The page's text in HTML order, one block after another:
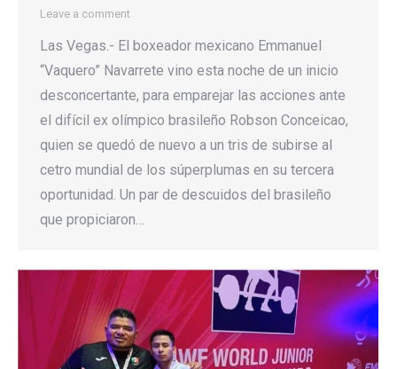
Leave a comment
Las Vegas.- El boxeador mexicano Emmanuel
“Vaquero” Navarrete vino esta noche de un inicio
desconcertante, para emparejar las acciones ante
el difícil ex olímpico brasileño Robson Conceicao,
quien se quedó de nuevo a un tris de subirse al
cetro mundial de los súperplumas en su tercera
oportunidad. Un par de descuidos del brasileño
que propiciaron…